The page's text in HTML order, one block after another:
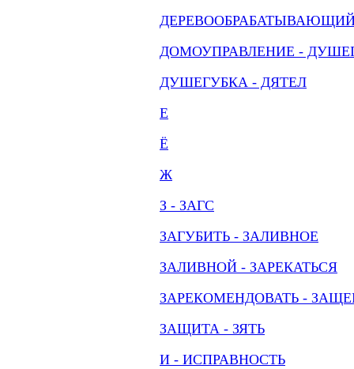
ДОМОУПРАВЛЕНИЕ -
ДУШЕГУБКА - ДЯТЕЛ
Е
Ё
Ж
З - ЗАГС
ЗАГУБИТЬ - ЗАЛИВНОЕ
ЗАЛИВНОЙ - ЗАРЕКАТЬСЯ
ЗАРЕКОМЕНДОВАТЬ -
ЗАЩИТА - ЗЯТЬ
И - ИСПРАВНОСТЬ